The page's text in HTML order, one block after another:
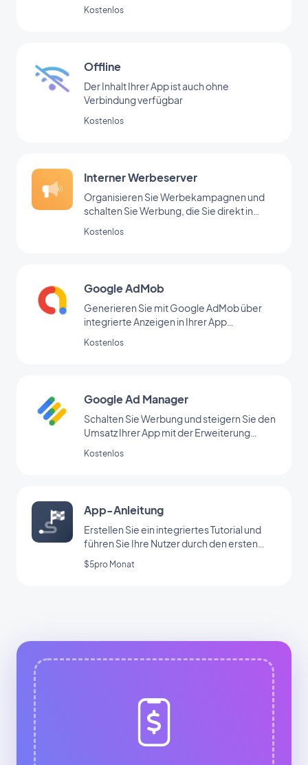
Kostenlos
Offline
Der Inhalt Ihrer App ist auch ohne
Verbindung verfügbar
Kostenlos
Interner Werbeserver
Organisieren Sie Werbekampagnen und
schalten Sie Werbung, die Sie direkt in
Kostenlos
Google AdMob
Generieren Sie mit Google AdMob über
integrierte Anzeigen in Ihrer App
Kostenlos
Google Ad Manager
Schalten Sie Werbung und steigern Sie den
Umsatz Ihrer App mit der Erweiterung
Kostenlos
App-Anleitung
Erstellen Sie ein integriertes Tutorial und
führen Sie Ihre Nutzer durch den ersten
Start Ihrer App
$5pro Monat